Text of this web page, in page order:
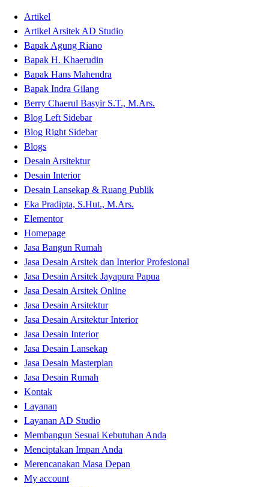
Skip
content
Artikel
Artikel Arsitek AD Studio
Bapak Agung Riano
Bapak H. Khaerudin
Bapak Hans Mahendra
Bapak Indra Gilang
Berry Chaerul Basyir S.T., M.Ars.
Blog Left Sidebar
Blog Right Sidebar
Blogs
Desain Arsitektur
Desain Interior
Desain Lansekap & Ruang Publik
Eka Pradipta, S.Hut., M.Ars.
Elementor
Homepage
Jasa Bangun Rumah
Jasa Desain Arsitek dan Interior Profesional
Jasa Desain Arsitek Jayapura Papua
Jasa Desain Arsitek Online
Jasa Desain Arsitektur
Jasa Desain Arsitektur Interior
Jasa Desain Interior
Jasa Desain Lansekap
Jasa Desain Masterplan
Jasa Desain Rumah
Kontak
Layanan
Layanan AD Studio
Membangun Sesuai Kebutuhan Anda
Menciptakan Impan Anda
Merencanakan Masa Depan
My account